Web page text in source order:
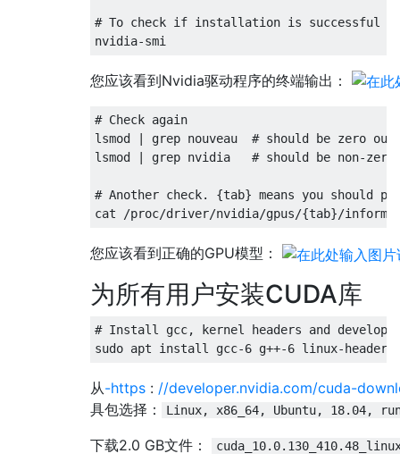
# To check if installation is successful
您应该看到Nvidia驱动程序的终端输出：
# Check again
lsmod | grep nouveau  # should be zero
lsmod | grep nvidia   # should be non-zero
# Another check. {tab} means you should
您应该看到正确的GPU模型：
为所有用户安装CUDA库
# Install gcc, kernel headers and
从-https : //developer.nvidia.com/cuda-
具包选择：
Linux, x86_64, Ubuntu, 18.04,
下载2.0 GB文件：